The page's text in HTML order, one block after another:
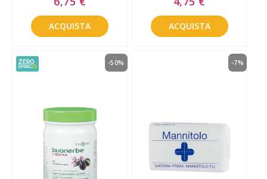
Price
ACQUISTA
Price
ACQUISTA
-50% -7%